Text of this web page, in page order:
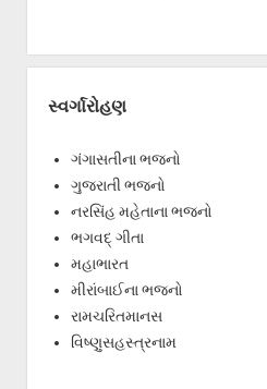
સ્વર્ગારોહણ
ગંગાસતીના ભજનો
ગુજરાતી ભજનો
નરસિંહ મહેતાના ભજનો
ભગવદ્ ગીતા
મહાભારત
મીરાંબાઈના ભજનો
રામચરિતમાનસ
વિષ્ણુસહસ્ત્રનામ